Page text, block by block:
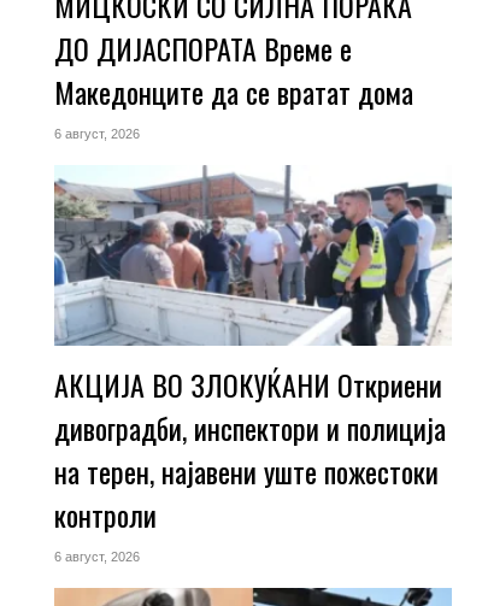
ДО ДИЈАСПОРАТА Време е
Македонците да се вратат дома
6 август, 2026
АКЦИЈА ВО ЗЛОКУЌАНИ Откриени
дивоградби, инспектори и полиција
на терен, најавени уште пожестоки
контроли
6 август, 2026